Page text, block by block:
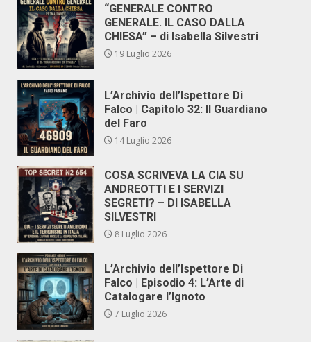
“GENERALE CONTRO
GENERALE. IL CASO DALLA
CHIESA” – di Isabella Silvestri
19 Luglio 2026
L’Archivio dell’Ispettore Di
Falco | Capitolo 32: Il Guardiano
del Faro
14 Luglio 2026
COSA SCRIVEVA LA CIA SU
ANDREOTTI E I SERVIZI
SEGRETI? – DI ISABELLA
SILVESTRI
8 Luglio 2026
L’Archivio dell’Ispettore Di
Falco | Episodio 4: L’Arte di
Catalogare l’Ignoto
7 Luglio 2026